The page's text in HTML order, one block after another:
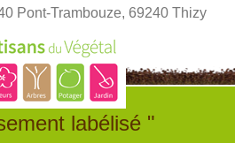
Pont-Trambouze, 69240 Thizy
labélisé "